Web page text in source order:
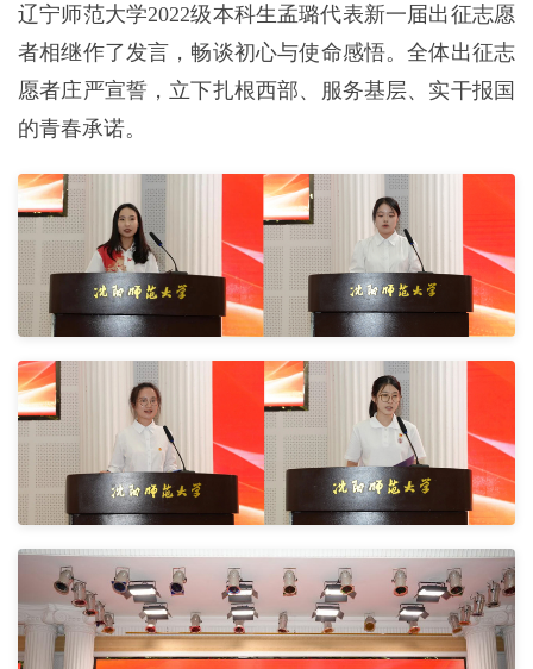
辽宁师范大学2022级本科生孟璐代表新一届出征志愿
者相继作了发言，畅谈初心与使命感悟。全体出征志
愿者庄严宣誓，立下扎根西部、服务基层、实干报国
的青春承诺。